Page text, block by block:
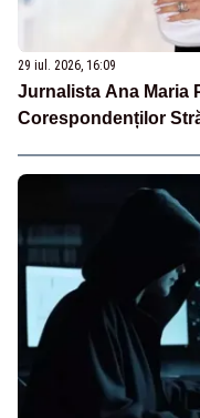
29 iul. 2026, 16:09
Jurnalista Ana Maria
Corespondenților